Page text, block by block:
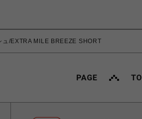
ュ/EXTRA MILE BREEZE SHORT